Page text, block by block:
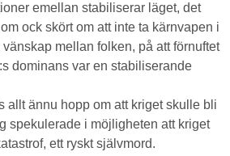
emellan stabiliserar läget, det
ock skört om att inte ta kärnvapen i
mellan folken, på att förnuftet
dominans var en stabiliserande
allt ännu hopp om att kriget skulle bli
spekulerade i möjligheten att kriget
ett ryskt självmord.